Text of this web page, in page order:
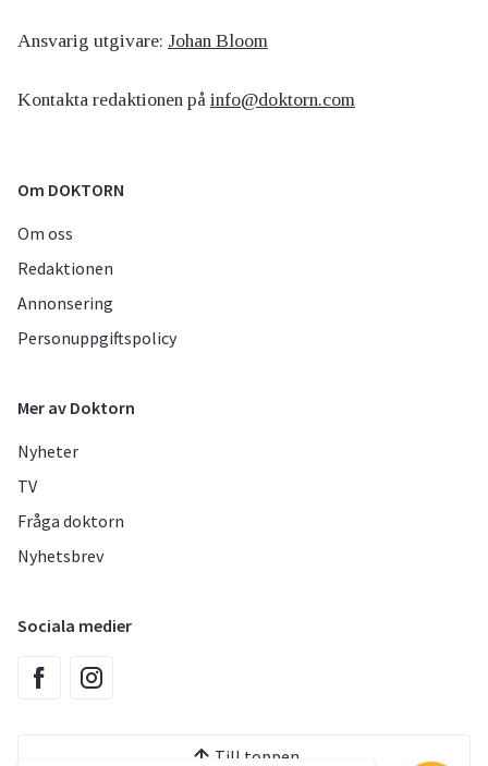
Ansvarig utgivare: Johan Bloom
Kontakta redaktionen på info@doktorn.com
Om DOKTORN
Om oss
Redaktionen
Annonsering
Personuppgiftspolicy
Mer av Doktorn
Nyheter
TV
Fråga doktorn
Nyhetsbrev
Sociala medier
Till toppen